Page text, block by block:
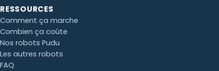
RESSOURCES
Comment ça marche
Combien ça coûte
Nos robots Pudu
Les autres robots
FAQ
Paul · Easy to Clean
Clone du co-fondateur · En ligne